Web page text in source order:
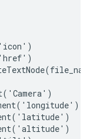
' icon ' )
' href' )
(
( ' Camera' )
( ' longitude' )
( ' latitude' )
( ' altitude' )